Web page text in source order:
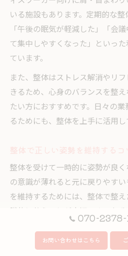
いる施設もあります。定期的な整
「午後の眠気が軽減した」「会
て集中しやすくなった」といっ
ています。
また、整体はストレス解消やリ
きるため、心身のバランスを整
たい方におすすめです。日々の
るためにも、整体を上手に活用し
整体を受けて一時的に姿勢が良く
の意識が薄れると元に戻りやす
を維持するためには、整体で整え
識的に使うことが大切です。ま
具体的には、デスクワーク時の
070-2378-
お問い合わせはこちら